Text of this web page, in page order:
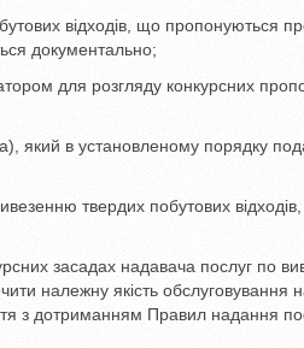
відходів, що пропонуються
документально;
для розгляду конкурсних
який в установленому порядку
твердих побутових відходів,
засадах надавача послуг по
належну якість обслуговування
з дотриманням Правил надання